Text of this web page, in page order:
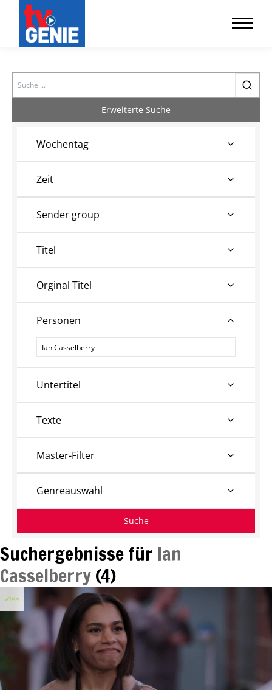
Search
Suchergebnisse für Ian
Casselberry(4)
Erweiterte Suche
Wochentag
Zeit
Sender group
Titel
Orginal Titel
Personen
Personen
Untertitel
Texte
Master-Filter
Genreauswahl
Suche